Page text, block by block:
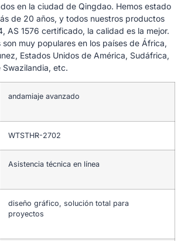
en la ciudad de Qingdao. Hemos estado
de 20 años, y todos nuestros productos
AS 1576 certificado, la calidad es la mejor.
muy populares en los países de África,
Estados Unidos de América, Sudáfrica,
Swazilandia, etc.
andamiaje avanzado
WTSTHR-2702
Asistencia técnica en línea
diseño gráfico, solución total para
proyectos